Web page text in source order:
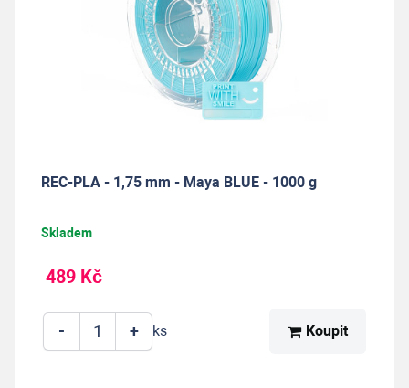
REC-PLA - 1,75 mm - Maya BLUE - 1000 g
Skladem
489 Kč
+
- ks Koupit